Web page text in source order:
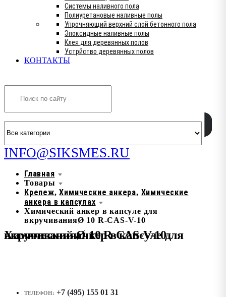
Системы наливного пола
Полиуретановые наливные полы
Упрочняющий верхний слой бетонного пола
Эпоксидные наливные полы
Клея для деревянных полов
Устрйство деревянных полов
КОНТАКТЫ
INFO@SIKSMES.RU
Главная
Товары
Крепеж,Химические анкера, Химические
анкера в капсулах
Химический анкер в капсуле для
вкручиванияØ 10 R-CAS-V-10
Химический анкер в капсуле для вкручиванияØ 10 R-CAS-V-10
ТЕЛЕФОН: +7 (495) 155 01 31